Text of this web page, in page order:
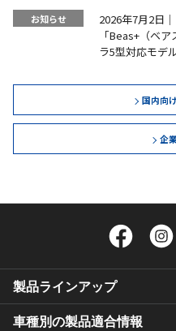
2026年7月2日
「Beas+（ベ
ラ5型対応モデ
国内向
企
Facebook
製品ラインアップ
車種別の製品適合情報